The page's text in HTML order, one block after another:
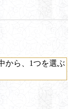
から、1つを選ぶ